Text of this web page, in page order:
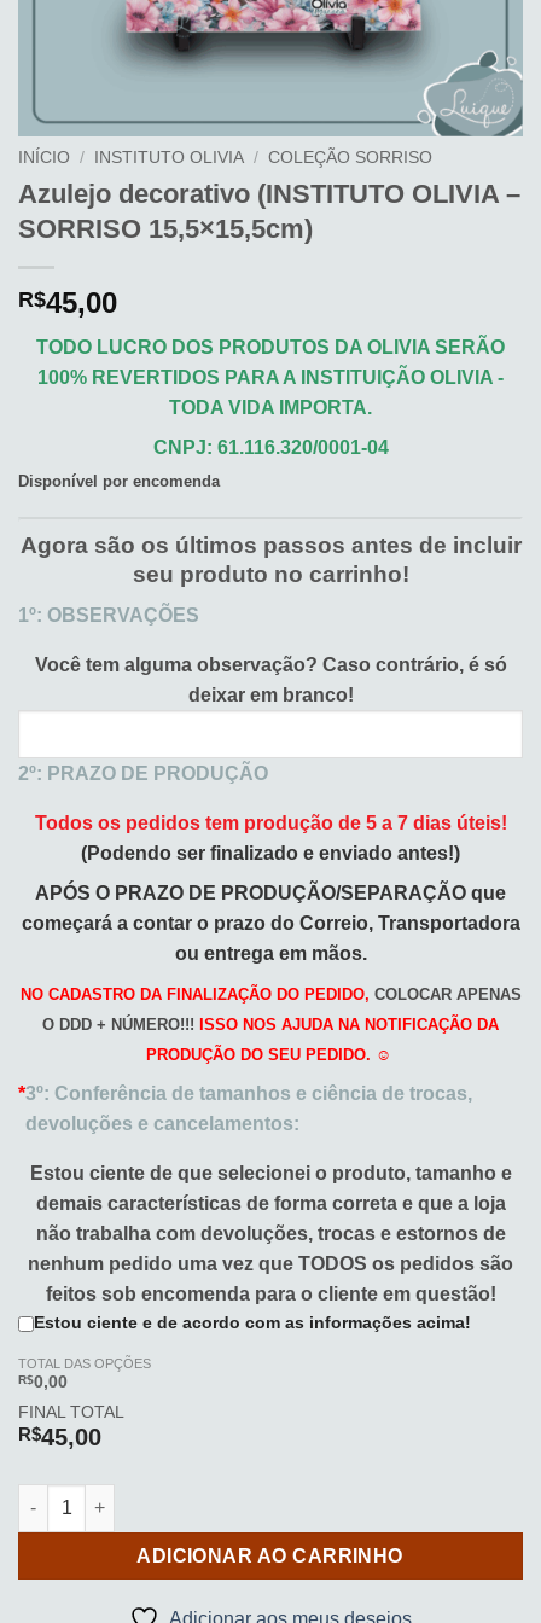
INÍCIO / INSTITUTO OLIVIA / COLEÇÃO SORRISO
Azulejo decorativo (INSTITUTO OLIVIA –
SORRISO 15,5×15,5cm)
R$45,00
TODO LUCRO DOS PRODUTOS DA OLIVIA SERÃO
100% REVERTIDOS PARA A INSTITUIÇÃO OLIVIA -
TODA VIDA IMPORTA.
CNPJ: 61.116.320/0001-04
Disponível por encomenda
Agora são os últimos passos antes de incluir
seu produto no carrinho!
1º: OBSERVAÇÕES
Você tem alguma observação? Caso contrário, é só
deixar em branco!
2º: PRAZO DE PRODUÇÃO
Todos os pedidos tem produção de 5 a 7 dias úteis!
(Podendo ser finalizado e enviado antes!)
APÓS O PRAZO DE PRODUÇÃO/SEPARAÇÃO que
começará a contar o prazo do Correio, Transportadora
ou entrega em mãos.
NO CADASTRO DA FINALIZAÇÃO DO PEDIDO, COLOCAR APENAS
O DDD + NÚMERO!!! ISSO NOS AJUDA NA NOTIFICAÇÃO DA
PRODUÇÃO DO SEU PEDIDO. ☺️
*3º: Conferência de tamanhos e ciência de trocas,
devoluções e cancelamentos:
Estou ciente de que selecionei o produto, tamanho e
demais características de forma correta e que a loja
não trabalha com devoluções, trocas e estornos de
nenhum pedido uma vez que TODOS os pedidos são
feitos sob encomenda para o cliente em questão!
Estou ciente e de acordo com as informações acima!
TOTAL DAS OPÇÕES
R$0,00
FINAL TOTAL
R$45,00
Azulejo decorativo (INSTITUTO OLIVIA - SORRISO
ADICIONAR AO CARRINHO